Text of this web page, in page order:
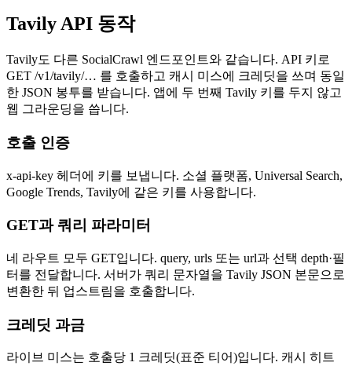
Tavily API 동작
Tavily도 다른 SocialCrawl 엔드포인트와 같습니다. API 키로
GET /v1/tavily/… 를 호출하고 캐시 미스에 크레딧을 쓰며 동일
한 JSON 봉투를 받습니다. 앱에 두 번째 Tavily 키를 두지 않고
웹 그라운딩을 씁니다.
호출 인증
x-api-key 헤더에 키를 보냅니다. 소셜 플랫폼, Universal Search,
Google Trends, Tavily에 같은 키를 사용합니다.
GET과 쿼리 파라미터
네 라우트 모두 GET입니다. query, urls 또는 url과 선택 depth·필
터를 전달합니다. 서버가 쿼리 문자열을 Tavily JSON 본문으로
변환한 뒤 업스트림을 호출합니다.
크레딧 과금
라이브 미스는 호출당 1 크레딧(표준 티어)입니다. 캐시 히트